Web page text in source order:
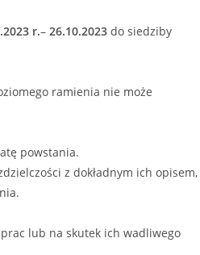
r.– 26.10.2023 do siedziby
ramienia nie może
powstania.
z dokładnym ich opisem,
lub na skutek ich wadliwego